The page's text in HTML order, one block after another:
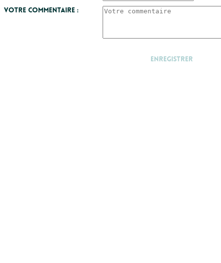
Votre commentaire :
Enregistrer